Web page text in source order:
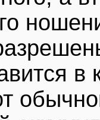
в